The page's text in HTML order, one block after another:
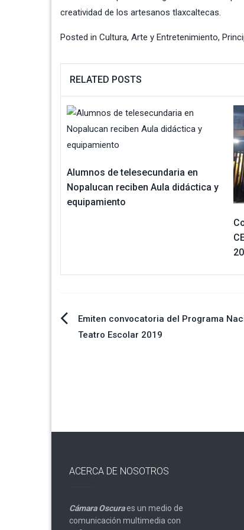
creatividad de los artesanos tlaxcaltecas.
Posted in Cultura, Arte y Entretenimiento,
RELATED POSTS
Alumnos de telesecundaria en
Nopalucan reciben Aula didáctica y
equipamiento
Navegación
Emiten convocatoria del Programa
Teatro Escolar 2019
ACERCA DE NOSOTROS
Cámara Oscuraes un medio de
comunicación multimedia con